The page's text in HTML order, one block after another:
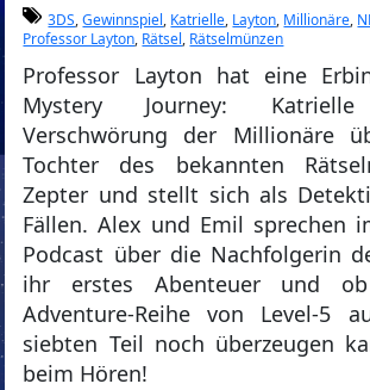
3DS,Gewinnspiel, Katrielle, Layton, Millionäre,
Professor Layton, Rätsel, Rätselmünzen
Professor Layton hat eine
Mystery Journey:
Verschwörung der Millionäre
Tochter des bekannten
Zepter und stellt sich als
Fällen. Alex und Emil sprechen
Podcast über die Nachfolgerin
ihr erstes Abenteuer und
Adventure-Reihe von Level-5
siebten Teil noch überzeugen
beim Hören!